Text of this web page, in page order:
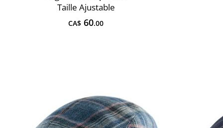
Taille Ajustable
CA$ 60.00